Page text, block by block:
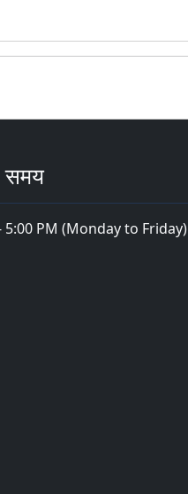
समय
5:00 PM (Monday to Friday)